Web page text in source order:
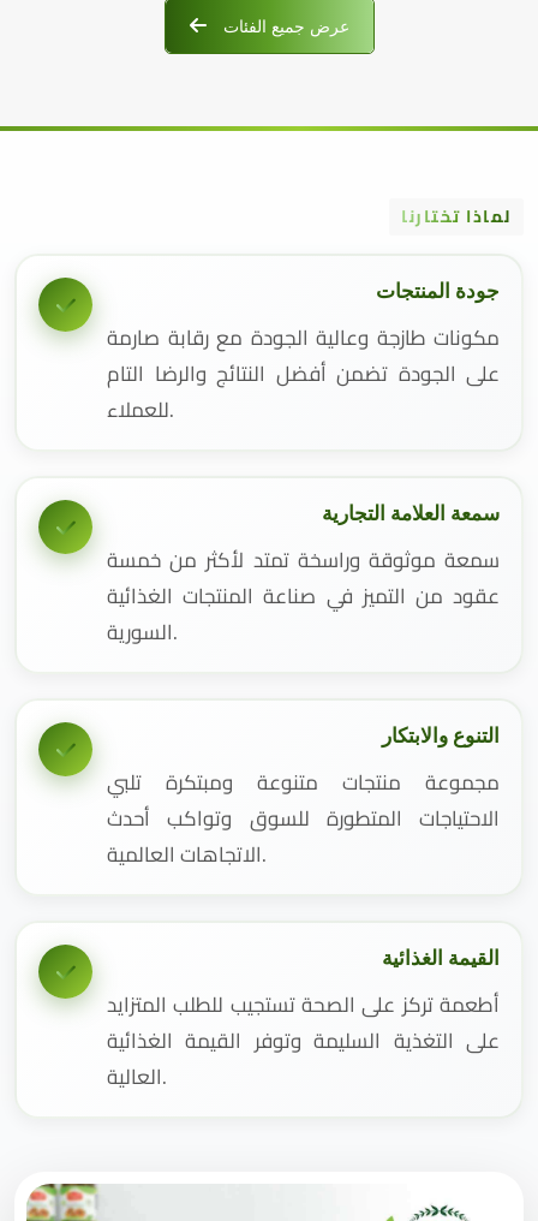
عرض جميع الفئات
لماذا تختارنا
جودة المنتجات
مكونات طازجة وعالية الجودة مع رقابة صارمة
على الجودة تضمن أفضل النتائج والرضا التام
للعملاء.
سمعة العلامة التجارية
سمعة موثوقة وراسخة تمتد لأكثر من خمسة
عقود من التميز في صناعة المنتجات الغذائية
السورية.
التنوع والابتكار
مجموعة منتجات متنوعة ومبتكرة تلبي
الاحتياجات المتطورة للسوق وتواكب أحدث
الاتجاهات العالمية.
القيمة الغذائية
أطعمة تركز على الصحة تستجيب للطلب المتزايد
على التغذية السليمة وتوفر القيمة الغذائية
العالية.